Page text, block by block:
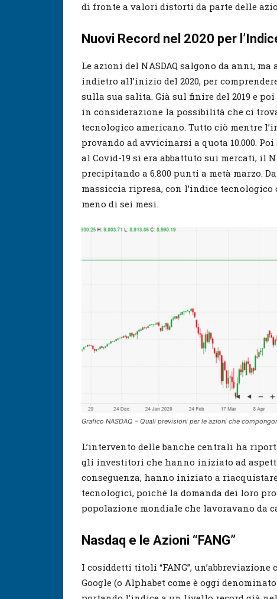
di fronte a valori distorti da parte delle
Nuovi Record nel 2020 per
Le azioni del NASDAQ salgono da anni,
indietro all’inizio del 2020, per
sulla sua salita. Già sul finire del 2019 e
in considerazione la possibilità che ci
tecnologico americano. Tutto ciò mentre
provando ad avvicinarsi a quota 10.000.
al Covid-19 si era abbattuto sui mercati, il
precipitando a 6.800 punti a metà marzo.
massiccia ripresa, con l’indice
meno di sei mesi.
Grafico NASDAQ – Quali previsioni per le azioni che
L’intervento delle banche centrali ha
gli investitori che hanno iniziato ad
conseguenza, hanno iniziato a
tecnologici, poiché la domanda dei loro
popolazione mondiale che lavoravano da
Nasdaq e le Azioni “FANG”
I cosiddetti titoli “FANG”,
Google (o Alphabet come è oggi